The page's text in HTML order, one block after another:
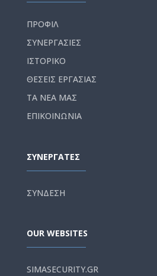
ΠΡΟΦΙΛ
ΣΥΝΕΡΓΑΣΙΕΣ
ΙΣΤΟΡΙΚΟ
ΘΕΣΕΙΣ ΕΡΓΑΣΙΑΣ
ΤΑ ΝΕΑ ΜΑΣ
ΕΠΙΚΟΙΝΩΝΙΑ
ΣΥΝΕΡΓΑΤΕΣ
ΣΥΝΔΕΣΗ
OUR WEBSITES
SIMASECURITY.GR